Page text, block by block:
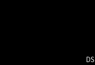
DS